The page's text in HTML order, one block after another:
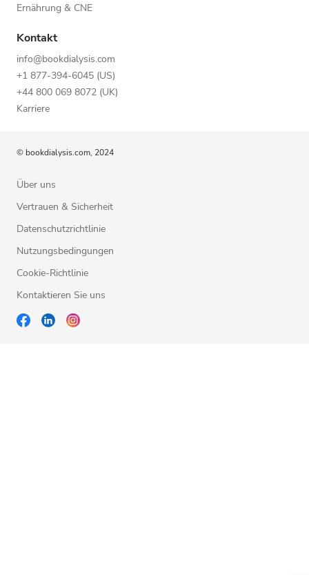
Ernährung & CNE
Kontakt
info@bookdialysis.com
+1 877-394-6045 (US)
+44 800 069 8072 (UK)
Karriere
© bookdialysis.com, 2024
Über uns
Vertrauen & Sicherheit
Datenschutzrichtlinie
Nutzungsbedingungen
Cookie-Richtlinie
Kontaktieren Sie uns